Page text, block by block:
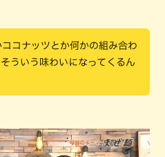
ココナッツとか何かの組み合わ
ういう味わいになってくるん